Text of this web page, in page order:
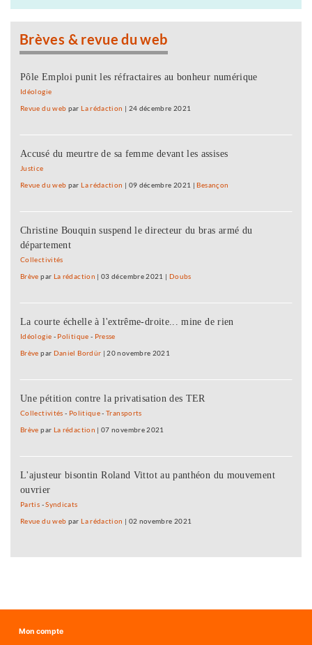
Brèves & revue du web
Pôle Emploi punit les réfractaires au bonheur numérique
Idéologie
Revue du web par La rédaction 24 décembre 2021
Accusé du meurtre de sa femme devant les assises
Justice
Revue du web par La rédaction 09 décembre 2021 Besançon
Christine Bouquin suspend le directeur du bras armé du
département
Collectivités
Brève par La rédaction |03 décembre 2021 Doubs
La courte échelle à l'extrême-droite... mine de rien
Idéologie - Politique - Presse
Brève par Daniel Bordür |20 novembre 2021
Une pétition contre la privatisation des TER
Collectivités - Politique-Transports
Brève par La rédaction |07 novembre 2021
L'ajusteur bisontin Roland Vittot au panthéon du mouvement
ouvrier
Partis -Syndicats
Revue du web par La rédaction 02 novembre 2021
Mon compte